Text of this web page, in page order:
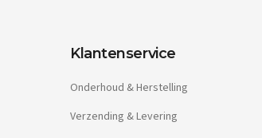
Klantenservice
Onderhoud & Herstelling
Verzending & Levering